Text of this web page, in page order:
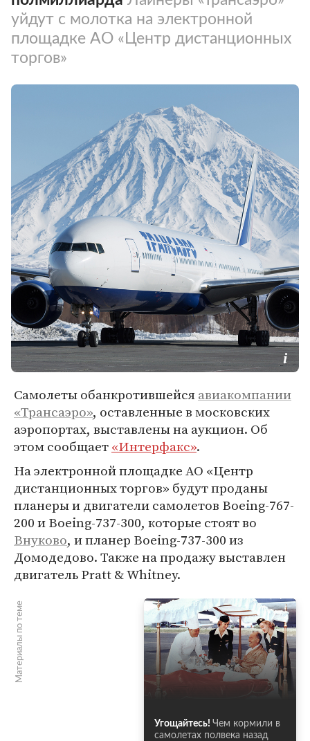
уйдут с молотка на электронной
площадке АО «Центр дистанционных
торгов»
Самолеты обанкротившейсяавиакомпании
«Трансаэро», оставленные в московских
аэропортах, выставлены на аукцион. Об
этом сообщает«Интерфакс».
На электронной площадке АО «Центр
дистанционных торгов» будут проданы
планеры и двигатели самолетов Boeing-767-
200 и Boeing-737-300, которые стоят во
Внуково, и планер Boeing-737-300 из
Домодедово. Также на продажу выставлен
двигатель Pratt & Whitney.
Материалы по теме
Угощайтесь! Чем кормили в
самолетах полвека назад